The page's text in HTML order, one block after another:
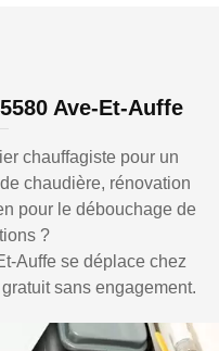
Ave-Et-Auffe
chauffagiste pour un
chaudière, rénovation
pour le débouchage de
?
Auffe se déplace chez
sans engagement.